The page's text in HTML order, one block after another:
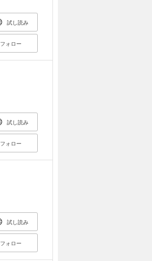
試し読み
フォロー
試し読み
フォロー
試し読み
フォロー